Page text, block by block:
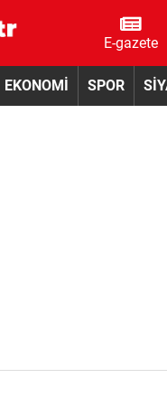
E-gazete
EKONOMİ SPOR